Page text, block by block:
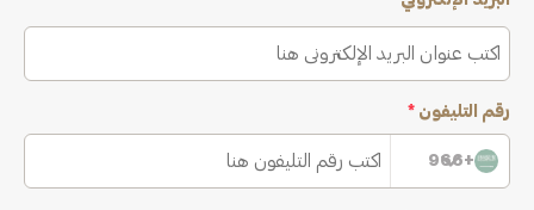
رقم التليفون *
+966